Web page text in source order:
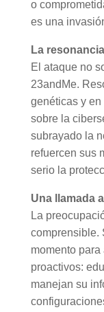
o
es una
La
El ataque no
23andMe.
genéticas y
sobre la
subrayado la
refuercen sus
serio la
Una llamada
La
comprensible.
momento
proactivos:
manejan su